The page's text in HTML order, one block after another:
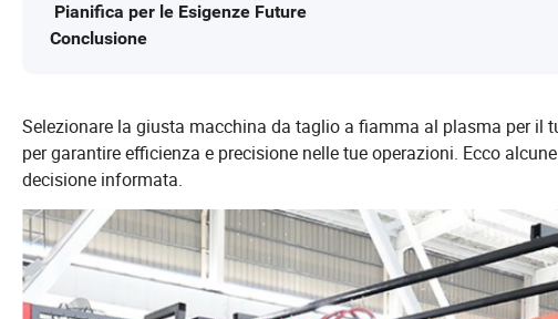
Pianifica per le Esigenze Future
Conclusione
Selezionare la giusta macchina da taglio a fiamma al plasma per il
per garantire efficienza e precisione nelle tue operazioni. Ecco
decisione informata.